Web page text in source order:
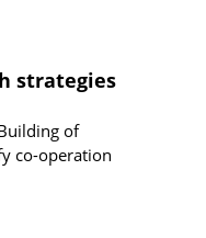
strategies
of
co-operation